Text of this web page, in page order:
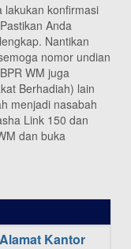
lakukan konfirmasi
Anda
Nantikan
nomor undian
WM juga
Berhadiah) lain
menjadi nasabah
Link 150 dan
dan buka
Kantor